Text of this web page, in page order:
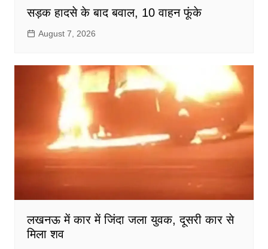
सड़क हादसे के बाद बवाल, 10 वाहन फूंके
August 7, 2026
लखनऊ में कार में जिंदा जला युवक, दूसरी कार से
मिला शव